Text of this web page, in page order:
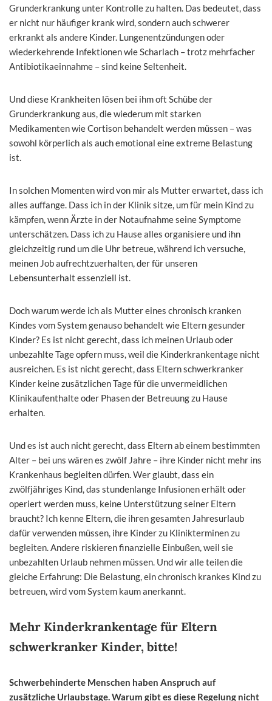
Grunderkrankung unter Kontrolle zu halten. Das bedeutet, dass
er nicht nur häufiger krank wird, sondern auch schwerer
erkrankt als andere Kinder. Lungenentzündungen oder
wiederkehrende Infektionen wie Scharlach – trotz mehrfacher
Antibiotikaeinnahme – sind keine Seltenheit.
Und diese Krankheiten lösen bei ihm oft Schübe der
Grunderkrankung aus, die wiederum mit starken
Medikamenten wie Cortison behandelt werden müssen – was
sowohl körperlich als auch emotional eine extreme Belastung
ist.
In solchen Momenten wird von mir als Mutter erwartet, dass ich
alles auffange. Dass ich in der Klinik sitze, um für mein Kind zu
kämpfen, wenn Ärzte in der Notaufnahme seine Symptome
unterschätzen. Dass ich zu Hause alles organisiere und ihn
gleichzeitig rund um die Uhr betreue, während ich versuche,
meinen Job aufrechtzuerhalten, der für unseren
Lebensunterhalt essenziell ist.
Doch warum werde ich als Mutter eines chronisch kranken
Kindes vom System genauso behandelt wie Eltern gesunder
Kinder? Es ist nicht gerecht, dass ich meinen Urlaub oder
unbezahlte Tage opfern muss, weil die Kinderkrankentage nicht
ausreichen. Es ist nicht gerecht, dass Eltern schwerkranker
Kinder keine zusätzlichen Tage für die unvermeidlichen
Klinikaufenthalte oder Phasen der Betreuung zu Hause
erhalten.
Und es ist auch nicht gerecht, dass Eltern ab einem bestimmten
Alter – bei uns wären es zwölf Jahre – ihre Kinder nicht mehr ins
Krankenhaus begleiten dürfen. Wer glaubt, dass ein
zwölfjähriges Kind, das stundenlange Infusionen erhält oder
operiert werden muss, keine Unterstützung seiner Eltern
braucht? Ich kenne Eltern, die ihren gesamten Jahresurlaub
dafür verwenden müssen, ihre Kinder zu Klinikterminen zu
begleiten. Andere riskieren finanzielle Einbußen, weil sie
unbezahlten Urlaub nehmen müssen. Und wir alle teilen die
gleiche Erfahrung: Die Belastung, ein chronisch krankes Kind zu
betreuen, wird vom System kaum anerkannt.
Mehr Kinderkrankentage für Eltern
schwerkranker Kinder, bitte!
Schwerbehinderte Menschen haben Anspruch auf
zusätzliche Urlaubstage. Warum gibt es diese Regelung nicht